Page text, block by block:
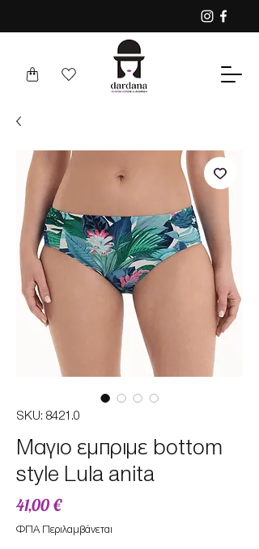
SKU: 8421.0
Μαγιο εμπριμε bottom
style Lula anita
41,00 €Τιμή
ΦΠΑ Περιλαμβάνεται